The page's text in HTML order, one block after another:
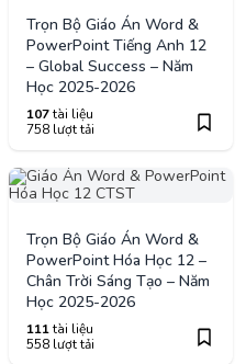
Trọn Bộ Giáo Án Word &
PowerPoint Tiếng Anh 12
– Global Success – Năm
Học 2025-2026
107tài liệu
758 lượt tải
Trọn Bộ Giáo Án Word &
PowerPoint Hóa Học 12 –
Chân Trời Sáng Tạo – Năm
Học 2025-2026
111tài liệu
558 lượt tải